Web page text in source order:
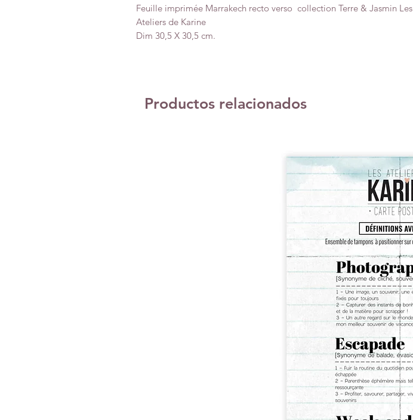
Feuille imprimée Marrakech recto verso collection Terre & Jasmin Les
Ateliers de Karine
Dim 30,5 X 30,5 cm.
Productos relacionados